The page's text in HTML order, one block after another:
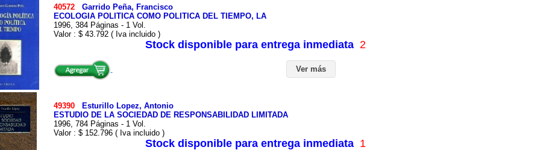
40572 Garrido Peña, Francisco
ECOLOGIA POLITICA COMO POLITICA DEL TIEMPO, LA
1996, 384 Páginas - 1 Vol.
Valor : $ 43.792 ( Iva incluido )
Stock disponible para entrega inmediata 2
Ver más
49390
Esturillo Lopez, Antonio
ESTUDIO DE LA SOCIEDAD DE RESPONSABILIDAD LIMITADA
1996, 784 Páginas - 1 Vol.
Valor : $ 152.796 ( Iva incluido )
Stock disponible para entrega inmediata 1